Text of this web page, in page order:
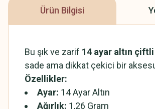
Ürün Bilgisi
Bu şık ve zarif 14 ayar altın
sade ama dikkat çekici bir
Özellikler:
Ayar: 14 Ayar Altın
Ağırlık: 1,26 Gram